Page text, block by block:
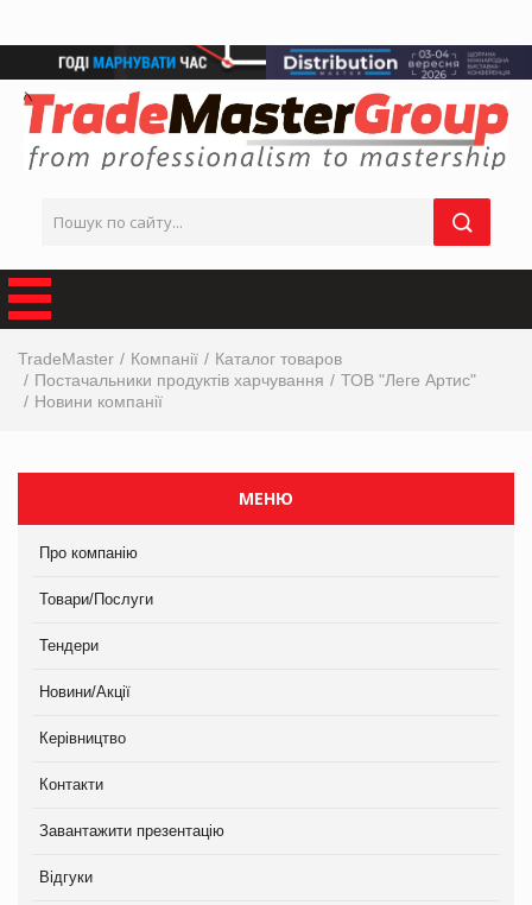
TradeMaster Компанії
Каталог товаров
Постачальники продуктів харчування
ТОВ "Леге Артис"
Новини компанії
МЕНЮ
Про компанію
Товари/Послуги
Тендери
Новини/Акції
Керівництво
Контакти
Завантажити презентацію
Відгуки